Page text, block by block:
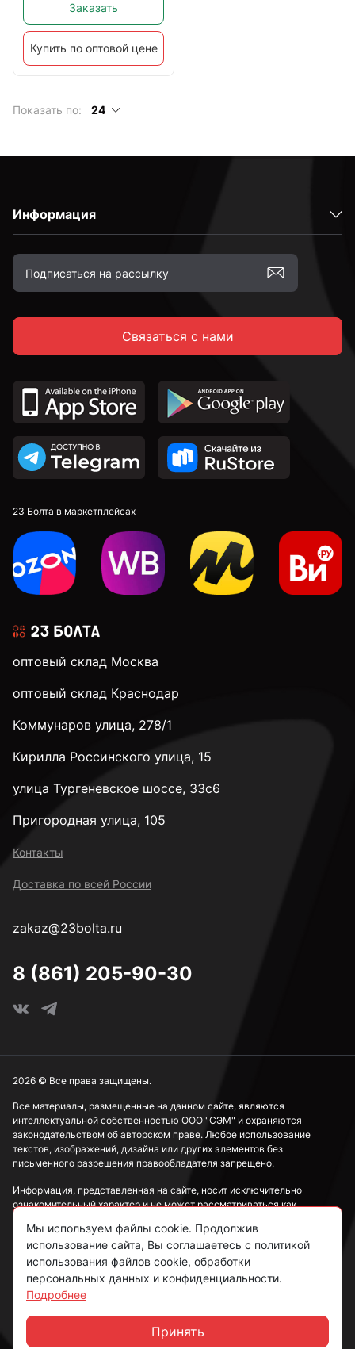
Заказать
Купить по оптовой цене
Показать по: 24
Информация
Связаться с нами
23 Болта в маркетплейсах
оптовый склад Москва
оптовый склад Краснодар
Коммунаров улица, 278/1
Кирилла Россинского улица, 15
улица Тургеневское шоссе, 33с6
Пригородная улица, 105
Контакты
Доставка по всей России
zakaz@23bolta.ru
8 (861) 205-90-30
Все материалы, размещенные на данном сайте, являются
интеллектуальной собственностью ООО "СЭМ" и охраняются
законодательством об авторском праве. Любое использование
текстов, изображений, дизайна или других элементов без
письменного разрешения правообладателя запрещено.
Информация, представленная на сайте, носит исключительно
ознакомительный характер и не может рассматриваться как
Политика конфиденциальности
Согласие на обработку данных
Пользовательское соглашение
2026 © Все права защищены.
Мы используем файлы cookie. Продолжив
использование сайта, Вы соглашаетесь с политикой
использования файлов cookie, обработки
персональных данных и конфиденциальности.
Подробнее
Принять